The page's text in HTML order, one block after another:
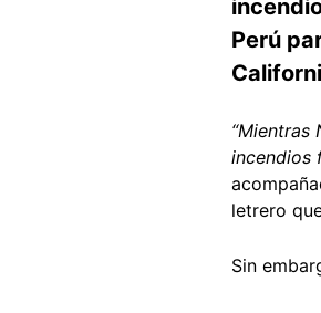
Perú
“Mientras
incendios
letrero
Sin